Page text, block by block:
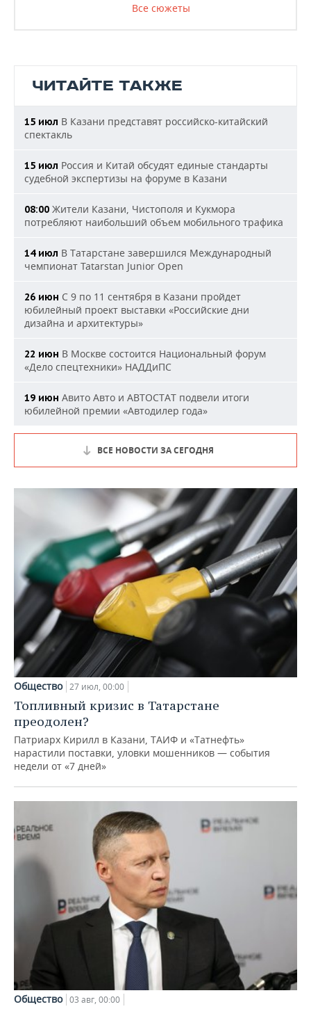
Все сюжеты
ЧИТАЙТЕ ТАКЖЕ
15 июл В Казани представят российско-китайский
спектакль
15 июл Россия и Китай обсудят единые стандарты
судебной экспертизы на форуме в Казани
08:00 Жители Казани, Чистополя и Кукмора
потребляют наибольший объем мобильного трафика
14 июл В Татарстане завершился Международный
чемпионат Tatarstan Junior Open
26 июн С 9 по 11 сентября в Казани пройдет
юбилейный проект выставки «Российские дни
дизайна и архитектуры»
22 июн В Москве состоится Национальный форум
«Дело спецтехники» НАДДиПС
19 июн Авито Авто и АВТОСТАТ подвели итоги
юбилейной премии «Автодилер года»
ВСЕ НОВОСТИ ЗА СЕГОДНЯ
Общество 27 июл, 00:00
Топливный кризис в Татарстане
преодолен?
Патриарх Кирилл в Казани, ТАИФ и «Татнефть»
нарастили поставки, уловки мошенников — события
недели от «7 дней»
Общество 03 авг, 00:00